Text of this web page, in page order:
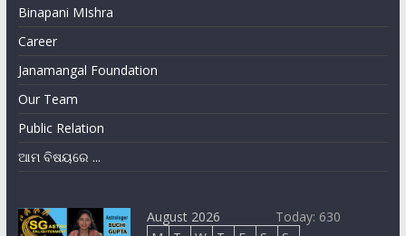
Binapani MIshra
Career
Janamangal Foundation
Our Team
Public Relation
ଆମ ବିଷୟରେ ...
August 2026
Today: 630